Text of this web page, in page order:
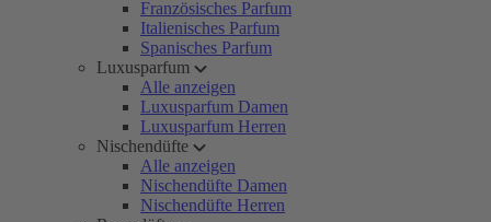
Französisches Parfum
Italienisches Parfum
Spanisches Parfum
Luxusparfum
Alle anzeigen
Luxusparfum Damen
Luxusparfum Herren
Nischendüfte
Alle anzeigen
Nischendüfte Damen
Nischendüfte Herren